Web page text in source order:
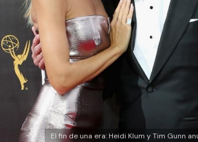
El fin de una era: Heidi Klum y Tim Gunn